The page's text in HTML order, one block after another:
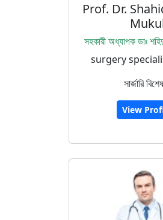
Prof. Dr.
সহকারী অধ্যাপক ডাঃ
surgery
সার্জারি
View